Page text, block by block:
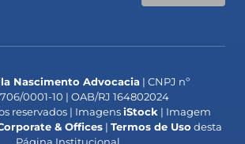
Nascimento Advocacia| CNPJ nº
0001-10 | OAB/RJ 164802024
reservados | ImagensiStock | Imagem
& Offices| Termos de Uso desta